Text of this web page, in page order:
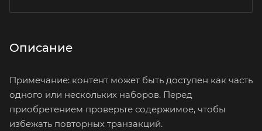
Описание
Примечание: контент может быть доступен как часть
одного или нескольких наборов. Перед
приобретением проверьте содержимое, чтобы
избежать повторных транзакций.